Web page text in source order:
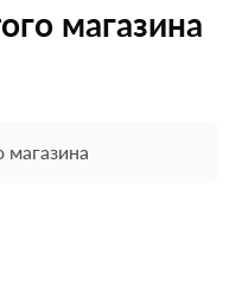
магазина
магазина